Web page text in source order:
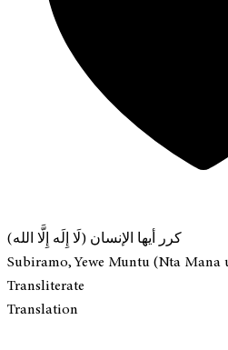
كرر أيها الإنسان (لَا إِلَه إِلَّا الله)
Subiramo, Yewe Muntu (Nta Mana
Transliterate
Translation